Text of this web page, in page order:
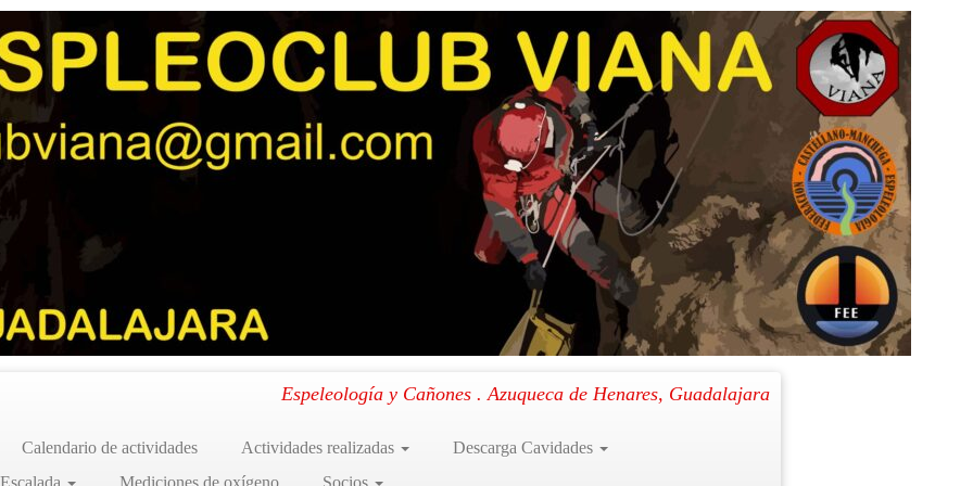
Espeleología y Cañones . Azuqueca de Henares, Guadalajara
Calendario de actividades Actividades realizadas
Descarga Cavidades
Mediciones de oxígeno Socios
Siguiente →